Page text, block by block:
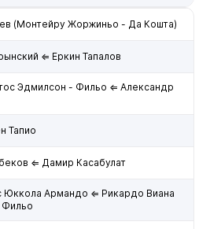
(Монтейру Жоржиньо - Да Кошта)
⇐ Еркин Тапалов
Эдмилсон - Фильо ⇐ Александр
Тапио
⇐ Дамир Касабулат
Юккола Армандо ⇐ Рикардо Виана
Фильо